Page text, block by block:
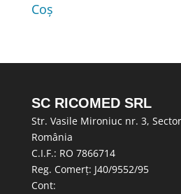
Coș
SC RICOMED SRL
Str. Vasile Mironiuc nr. 3,
România
C.I.F.: RO 7866714
Reg. Comerț: J40/9552/95
Cont: